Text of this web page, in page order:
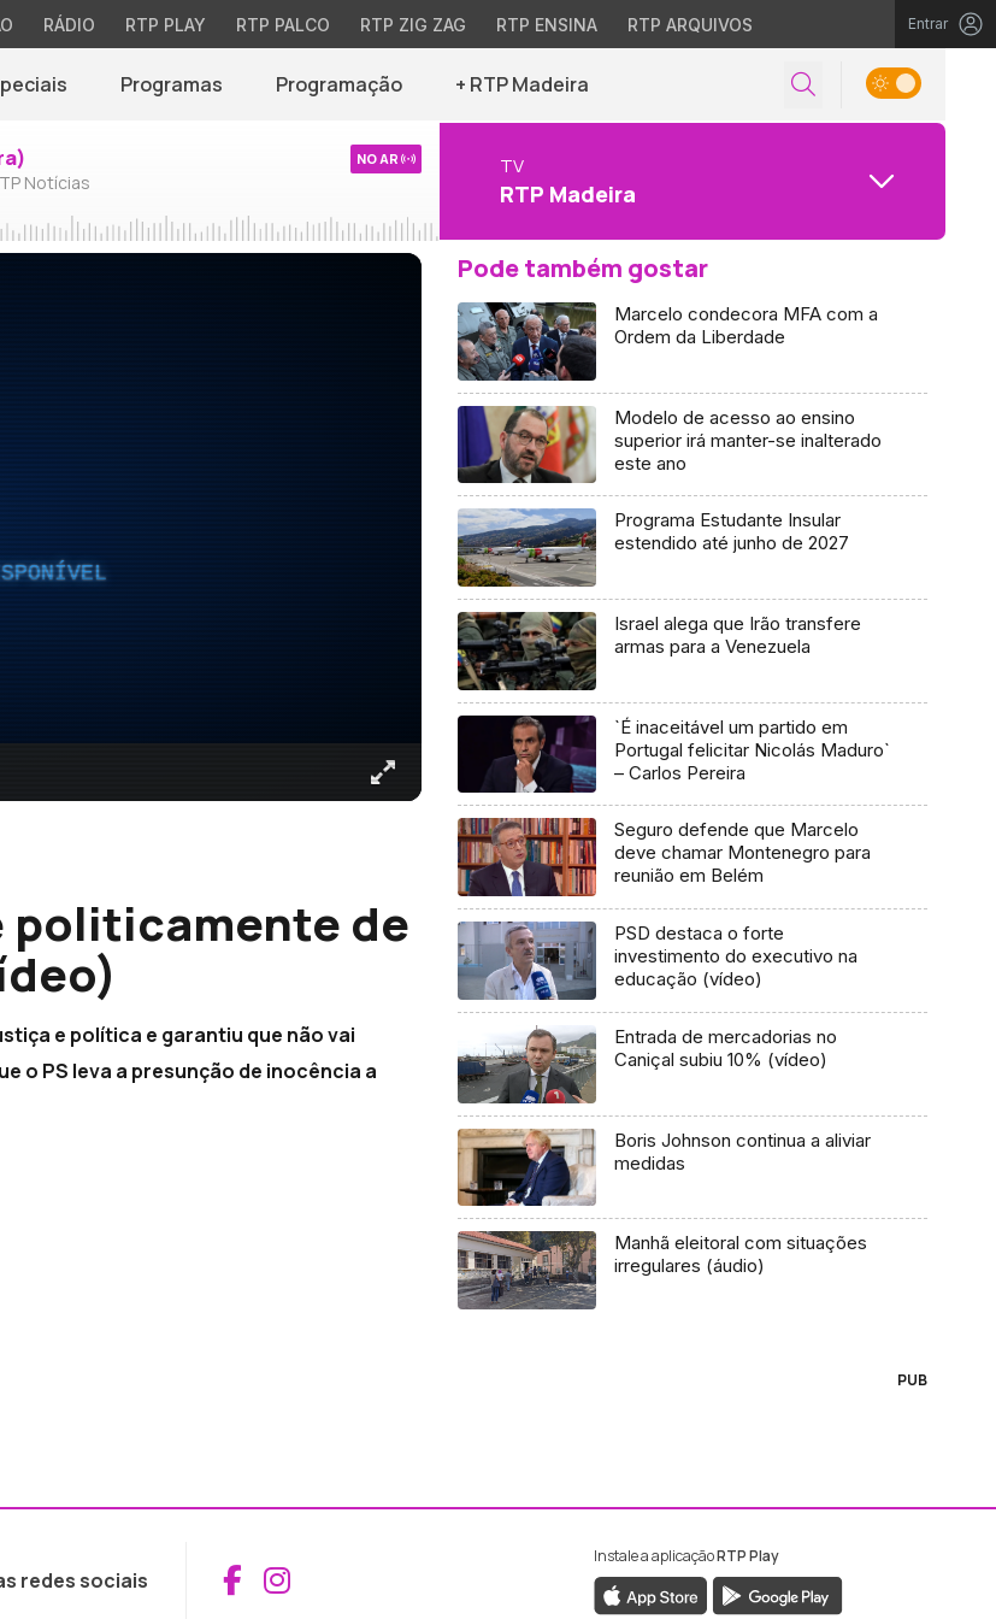
RÁDIO RTP PLAY RTP PALCO RTP ZIG ZAG RTP ENSINA RTP ARQUIVOS Entrar
Programas Programação + RTP Madeira
Notícias
NO AR TV
RTP Madeira
politicamente de
e política e garantiu que não vai
o PS leva a presunção de inocência a
Pode também gostar
Marcelo condecora MFA com a
Ordem da Liberdade
Modelo de acesso ao ensino
superior irá manter-se inalterado
este ano
Programa Estudante Insular
estendido até junho de 2027
Israel alega que Irão transfere
armas para a Venezuela
`É inaceitável um partido em
Portugal felicitar Nicolás Maduro`
– Carlos Pereira
Seguro defende que Marcelo
deve chamar Montenegro para
reunião em Belém
PSD destaca o forte
investimento do executivo na
educação (vídeo)
Entrada de mercadorias no
Caniçal subiu 10% (vídeo)
Boris Johnson continua a aliviar
medidas
Manhã eleitoral com situações
irregulares (áudio)
PUB
redes sociais Aceder ao Facebook da RTP Madeira
Aceder ao Instagram da RTP Madeira
Instale a aplicaçãoRTP Play